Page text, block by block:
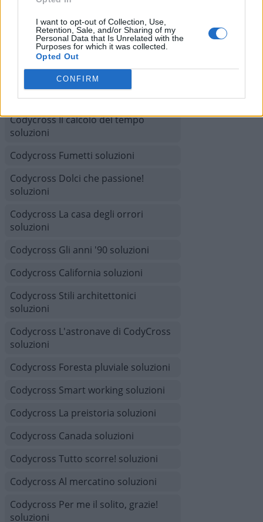
I want to opt-out of Collection, Use,
Retention, Sale, and/or Sharing of my
Personal Data that Is Unrelated with the
Purposes for which it was collected.
Opted Out
CONFIRM
Codycross Giochi soluzioni
Codycross Mesopotamia soluzioni
Codycross Città del Futuro soluzioni
Codycross Australia soluzioni
Codycross Isola del tesoro soluzioni
Codycross Il calcolo del tempo
soluzioni
Codycross Fumetti soluzioni
Codycross Dolci che passione!
soluzioni
Codycross La casa degli orrori
soluzioni
Codycross Gli anni '90 soluzioni
Codycross California soluzioni
Codycross Stili architettonici
soluzioni
Codycross L'astronave di CodyCross
soluzioni
Codycross Foresta pluviale soluzioni
Codycross Smart working soluzioni
Codycross La preistoria soluzioni
Codycross Canada soluzioni
Codycross Tutto scorre! soluzioni
Codycross Al mercatino soluzioni
Codycross Per me il solito, grazie!
soluzioni